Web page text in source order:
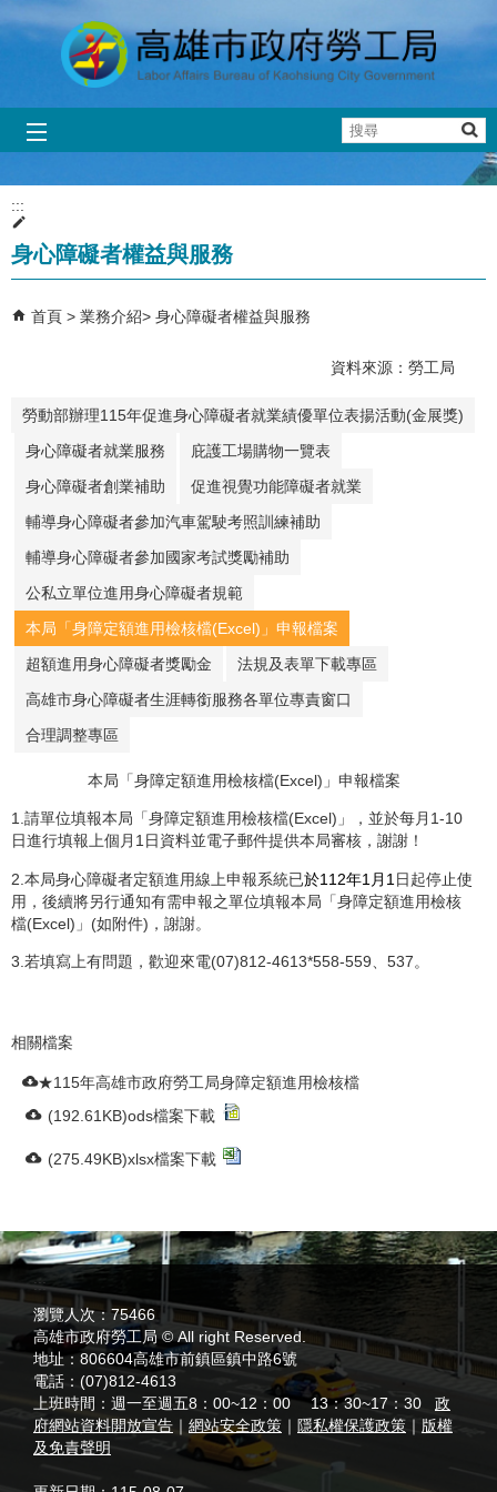
跳到主要內容區塊
搜
尋
:::
身心障礙者權益與服務
首頁 業務介紹 身心障礙者權益與服務
資料來源：勞工局
勞動部辦理115年促進身心障礙者就業績優單位表揚活動(金展獎)
身心障礙者就業服務
庇護工場購物一覽表
身心障礙者創業補助
促進視覺功能障礙者就業
輔導身心障礙者參加汽車駕駛考照訓練補助
輔導身心障礙者參加國家考試獎勵補助
公私立單位進用身心障礙者規範
本局「身障定額進用檢核檔(Excel)」申報檔案
超額進用身心障礙者獎勵金
法規及表單下載專區
高雄市身心障礙者生涯轉銜服務各單位專責窗口
合理調整專區
本局「身障定額進用檢核檔(Excel)」申報檔案
1.請單位填報本局「身障定額進用檢核檔(Excel)」，並於每月1-10
日進行填報上個月1日資料並電子郵件提供本局審核，謝謝！
2.本局身心障礙者定額進用線上申報系統已於112年1月1 日起停止使
用，後續將另行通知有需申報之單位填報本局「身障定額進用檢核
檔(Excel)」(如附件)，謝謝。
3.若填寫上有問題，歡迎來電(07)812-4613*558-559、537。
相關檔案
★115年高雄市政府勞工局身障定額進用檢核檔
(192.61KB)ods檔案下載
(275.49KB)xlsx檔案下載
:::
瀏覽人次： 75466
高雄市政府勞工局 © All right Reserved.
地址：806604高雄市前鎮區鎮中路6號
電話： (07)812-4613
上班時間： 週一至週五8：00~12：00 13：30~17：30 政
府網站資料開放宣告 ｜ 網站安全政策 ｜ 隱私權保護政策 ｜ 版權
及免責聲明